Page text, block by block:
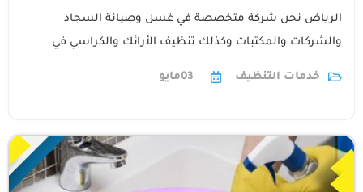
الرياض نحن شركة متخصصة في غسل وصيانة السجاد
والشركات والمكتبات وكذلك تنظيف الأرائك والكراسي في
المنازل والقصور والفلل وغيرها كما يمكننا1
خدمات التنظيف
03مايو